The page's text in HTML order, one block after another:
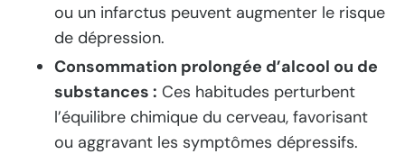
ou un infarctus peuvent augmenter le risque
de dépression.
Consommation prolongée d’alcool ou de
substances : Ces habitudes perturbent
l’équilibre chimique du cerveau, favorisant
ou aggravant les symptômes dépressifs.